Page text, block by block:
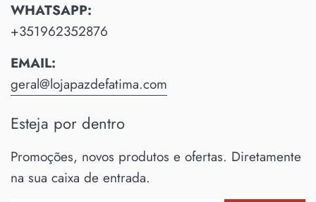
WHATSAPP:
+351962352876
EMAIL:
geral@lojapazdefatima.com
Esteja por dentro
Promoções, novos produtos e ofertas. Diretamente
na sua caixa de entrada.